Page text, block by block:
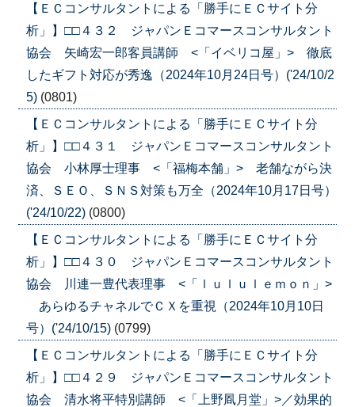
【ＥＣコンサルタントによる「勝手にＥＣサイト分
析」】□□４３２ ジャパンＥコマースコンサルタント
協会 矢崎宏一郎客員講師 <「イベリコ屋」> 徹底
したギフト対応が秀逸（2024年10月24日号）('24/10/2
5) (0801)
【ＥＣコンサルタントによる「勝手にＥＣサイト分
析」】□□４３１ ジャパンＥコマースコンサルタント
協会 小林厚士理事 <「福梅本舗」> 老舗ながら決
済、ＳＥＯ、ＳＮＳ対策も万全（2024年10月17日号）
('24/10/22) (0800)
【ＥＣコンサルタントによる「勝手にＥＣサイト分
析」】□□４３０ ジャパンＥコマースコンサルタント
協会 川連一豊代表理事 <「ｌｕｌｕｌｅｍｏｎ」>
あらゆるチャネルでＣＸを重視（2024年10月10日
号）('24/10/15) (0799)
【ＥＣコンサルタントによる「勝手にＥＣサイト分
析」】□□４２９ ジャパンＥコマースコンサルタント
協会 清水将平特別講師 <「上野凮月堂」>／効果的